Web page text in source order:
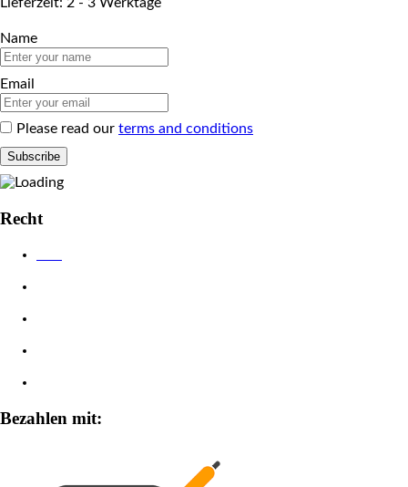
Name
Email
Please read our terms and conditions
Recht
Bezahlen mit: